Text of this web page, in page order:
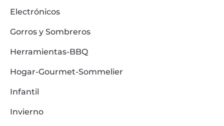
Electrónicos
Gorros y Sombreros
Herramientas-BBQ
Hogar-Gourmet-Sommelier
Infantil
Invierno